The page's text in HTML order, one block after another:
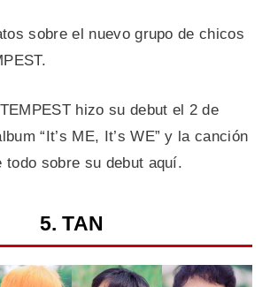
sobre el nuevo grupo de chicos
hizo su debut el 2 de
“It’s ME, It’s WE” y la canción
todo sobre su debut aquí.
5. TAN